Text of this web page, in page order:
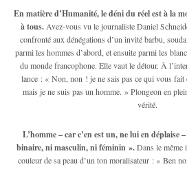
En matière d’Humanité, le déni du réel est à la
à tous. Avez-vous vu le journaliste Daniel
confronté aux dénégations d’un invité barbu,
parmi les hommes d’abord, et ensuite parmi les
du monde francophone. Elle vaut le détour. À
lance : « Non, non ! je ne sais pas ce qui vous fait
mais je ne suis pas un homme. » Plongeon en
vérité.
L’homme – car c’en est un, ne lui en déplaise
binaire, ni masculin, ni féminin ».Dans le même
couleur de sa peau d’un ton moralisateur : « Ben